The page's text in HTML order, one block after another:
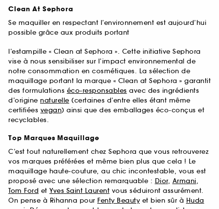
Clean At Sephora
Se maquiller en respectant l’environnement est aujourd’hui
possible grâce aux produits portant
l’estampille « Clean at Sephora ». Cette initiative Sephora
vise à nous sensibiliser sur l’impact environnemental de
notre consommation en cosmétiques. La sélection de
maquillage portant la marque « Clean at Sephora » garantit
des formulations éco-responsables avec des ingrédients
d’origine naturelle (certaines d’entre elles étant même
certifiées vegan) ainsi que des emballages éco-conçus et
recyclables.
Top Marques Maquillage
C’est tout naturellement chez Sephora que vous retrouverez
vos marques préférées et même bien plus que cela ! Le
maquillage haute-couture, au chic incontestable, vous est
proposé avec une sélection remarquable : Dior, Armani,
Tom Ford et Yves Saint Laurent vous séduiront assurément.
On pense à Rihanna pour Fenty Beautyet bien sûr à Huda